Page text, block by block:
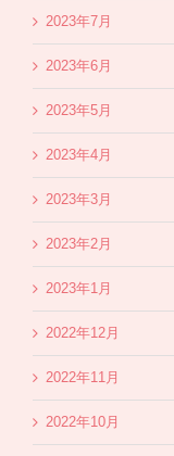
2023年7月
2023年6月
2023年5月
2023年4月
2023年3月
2023年2月
2023年1月
2022年12月
2022年11月
2022年10月